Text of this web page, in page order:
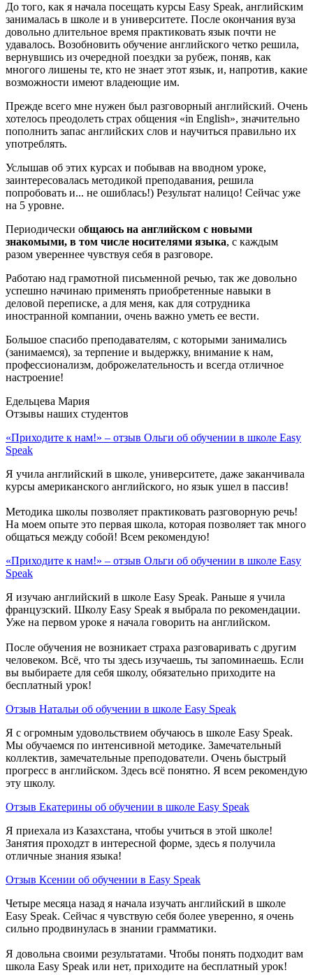
До того, как я начала посещать курсы Easy Speak, английским
занималась в школе и в университете. После окончания вуза
довольно длительное время практиковать язык почти не
удавалось. Возобновить обучение английского четко решила,
вернувшись из очередной поездки за рубеж, поняв, как
многого лишены те, кто не знает этот язык, и, напротив, какие
возможности имеют владеющие им.
Прежде всего мне нужен был разговорный английский. Очень
хотелось преодолеть страх общения «in English», значительно
пополнить запас английских слов и научиться правильно их
употреблять.
Услышав об этих курсах и побывав на вводном уроке,
заинтересовалась методикой преподавания, решила
попробовать и... не ошиблась!) Результат налицо! Сейчас уже
на 5 уровне.
Периодически общаюсь на английском с новыми
знакомыми, в том числе носителями языка, с каждым
разом увереннее чувствуя себя в разговоре.
Работаю над грамотной письменной речью, так же довольно
успешно начинаю применять приобретенные навыки в
деловой переписке, а для меня, как для сотрудника
иностранной компании, очень важно уметь ее вести.
Большое спасибо преподавателям, с которыми занимались
(занимаемся), за терпение и выдержку, внимание к нам,
профессионализм, доброжелательность и всегда отличное
настроение!
Едельцева Мария
Отзывы наших студентов
«Приходите к нам!» – отзыв Ольги об обучении в школе Easy
Speak
Я учила английский в школе, университете, даже заканчивала
курсы американского английского, но язык ушел в пассив!
Методика школы позволяет практиковать разговорную речь!
На моем опыте это первая школа, которая позволяет так много
общаться между собой! Всем рекомендую!
«Приходите к нам!» – отзыв Ольги об обучении в школе Easy
Speak
Я изучаю английский в школе Easy Speak. Раньше я учила
французский. Школу Easy Speak я выбрала по рекомендации.
Уже на первом уроке я начала говорить на английском.
После обучения не возникает страха разговаривать с другим
человеком. Всё, что ты здесь изучаешь, ты запоминаешь. Если
вы выбираете для себя школу, обязательно приходите на
бесплатный урок!
Отзыв Натальи об обучении в школе Easy Speak
Я с огромным удовольствием обучаюсь в школе Easy Speak.
Мы обучаемся по интенсивной методике. Замечательный
коллектив, замечательные преподователи. Очень быстрый
прогресс в английском. Здесь всё понятно. Я всем рекомендую
эту школу.
Отзыв Екатерины об обучении в школе Easy Speak
Я приехала из Казахстана, чтобы учиться в этой школе!
Занятия проходzт в интересной форме, здесь я получила
отличные знания языка!
Отзыв Ксении об обучении в Easy Speak
Четыре месяца назад я начала изучать английский в школе
Easy Speak. Сейчас я чувствую себя более уверенно, я очень
сильно продвинулась в знании грамматики.
Я довольна своими результатами. Чтобы понять подходит вам
школа Easy Speak или нет, приходите на бесплатный урок!